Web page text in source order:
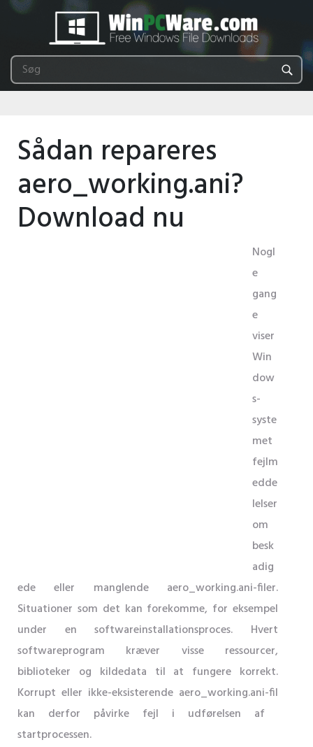
Sådan repareres
aero_working.ani?
Download nu
Nogl
e
gang
e
viser
Win
dow
s-
syste
met
fejlm
edde
lelser
om
besk
adig
ede eller manglende aero_working.ani-filer.
Situationer som det kan forekomme, for eksempel
under en softwareinstallationsproces. Hvert
softwareprogram kræver visse ressourcer,
biblioteker og kildedata til at fungere korrekt.
Korrupt eller ikke-eksisterende aero_working.ani-fil
kan derfor påvirke fejl i udførelsen af ​​
startprocessen.